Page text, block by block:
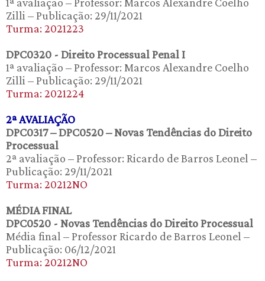
Zilli – Publicação: 29/11/2021
Turma: 2021223
DPC0320 - Direito Processual Penal I
1ª avaliação – Professor: Marcos Alexandre Coelho
Zilli – Publicação: 29/11/2021
Turma: 2021224
2ª AVALIAÇÃO
DPC0317 – DPC0520 – Novas Tendências do Direito
Processual
2ª avaliação – Professor: Ricardo de Barros Leonel –
Publicação: 29/11/2021
Turma: 20212NO
MÉDIA FINAL
DPC0520 - Novas Tendências do Direito Processual
Média final – Professor Ricardo de Barros Leonel –
Publicação: 06/12/2021
Turma: 20212NO